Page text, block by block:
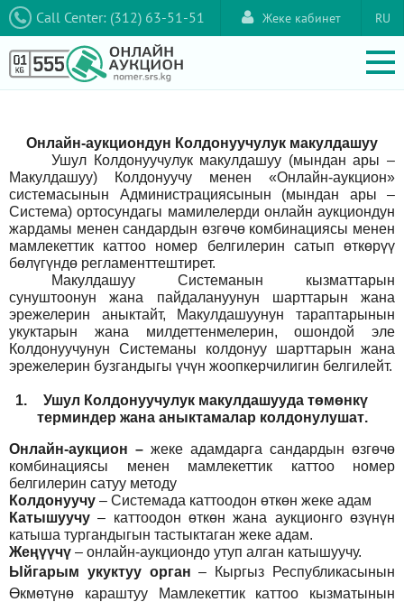
Call Center: (312) 63-51-51 RU
Жеке кабинет
Онлайн-аукциондун Колдонуучулук макулдашуу
Ушул Колдонуучулук макулдашуу (мындан ары –
Макулдашуу) Колдонуучу менен «Онлайн-аукцион»
системасынын Администрациясынын (мындан ары –
Система) ортосундагы мамилелерди онлайн аукциондун
жардамы менен сандардын өзгөчө комбинациясы менен
мамлекеттик каттоо номер белгилерин сатып өткөрүү
бөлүгүндө регламенттештирет.
Макулдашуу Системанын кызматтарын
сунуштоонун жана пайдалануунун шарттарын жана
эрежелерин аныктайт, Макулдашуунун тараптарынын
укуктарын жана милдеттенмелерин, ошондой эле
Колдонуучунун Системаны колдонуу шарттарын жана
эрежелерин бузгандыгы үчүн жоопкерчилигин белгилейт.
1.
Ушул Колдонуучулук макулдашууда төмөнкү
терминдер жана аныктамалар колдонулушат.
Онлайн-аукцион – жеке адамдарга сандардын өзгөчө
комбинациясы менен мамлекеттик каттоо номер
белгилерин сатуу методу
Колдонуучу – Системада каттоодон өткөн жеке адам
Катышуучу – каттоодон өткөн жана аукционго өзүнүн
катыша тургандыгын тастыктаган жеке адам.
Жеңүүчү – онлайн-аукциондо утуп алган катышуучу.
Ыйгарым укуктуу орган –
Кыргыз Республикасынын
Өкмөтүнө караштуу Мамлекеттик каттоо кызматынын